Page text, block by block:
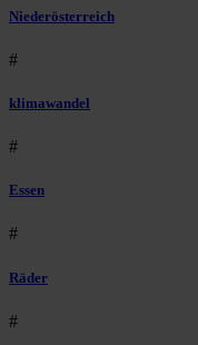
Niederösterreich
#
klimawandel
#
Essen
#
Räder
#